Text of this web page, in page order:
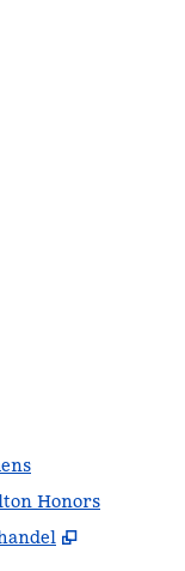
Honors
,